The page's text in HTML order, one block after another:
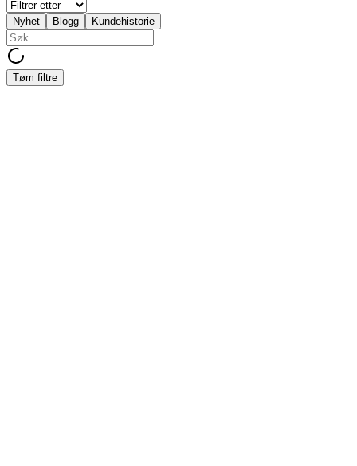
Nyhet Blogg Kundehistorie
Tøm filtre